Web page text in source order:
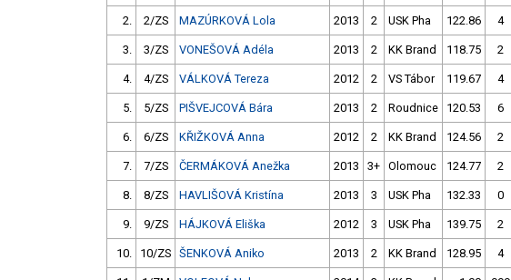
2. 2/ZS MAZÚRKOVÁ Lola 2013 2 USK Pha 122.86 4
3. 3/ZS VONEŠOVÁ Adéla 2013 2 KK Brand 118.75 2
4. 4/ZS VÁLKOVÁ Tereza 2012 2 VS Tábor 119.67 4
5. 5/ZS PIŠVEJCOVÁ Bára 2013 2 Roudnice 120.53 6
6. 6/ZS KŘIŽKOVÁ Anna 2012 2 KK Brand 124.56 2
7. 7/ZS ČERMÁKOVÁ Anežka 2013 3+ Olomouc 124.77 2
8. 8/ZS HAVLIŠOVÁ Kristína 2013 3 USK Pha 132.33 0
9. 9/ZS HÁJKOVÁ Eliška 2012 3 USK Pha 139.75 2
10. 10/ZS ŠENKOVÁ Aniko 2013 2 KK Brand 128.95 4